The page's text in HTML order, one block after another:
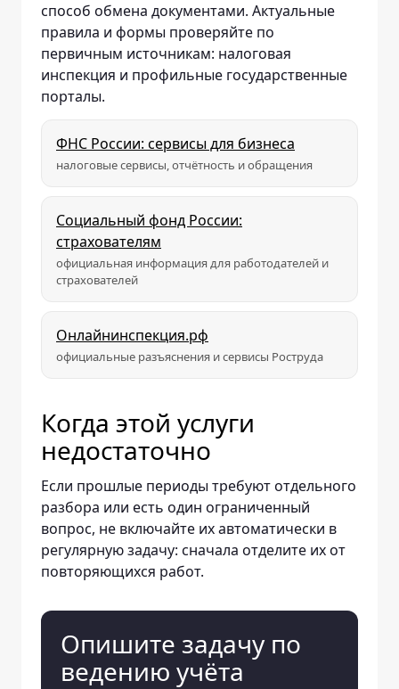
способ обмена документами. Актуальные
правила и формы проверяйте по
первичным источникам: налоговая
инспекция и профильные государственные
порталы.
ФНС России: сервисы для бизнеса
налоговые сервисы, отчётность и обращения
Социальный фонд России:
страхователям
официальная информация для работодателей и
страхователей
Онлайнинспекция.рф
официальные разъяснения и сервисы Роструда
Когда этой услуги
недостаточно
Если прошлые периоды требуют отдельного
разбора или есть один ограниченный
вопрос, не включайте их автоматически в
регулярную задачу: сначала отделите их от
повторяющихся работ.
Опишите задачу по
ведению учёта